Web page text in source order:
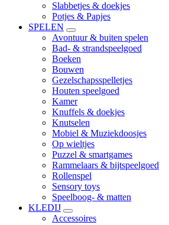
Slabbetjes & doekjes
Potjes & Papjes
SPELEN
Avontuur & buiten spelen
Bad- & strandspeelgoed
Boeken
Bouwen
Gezelschapsspelletjes
Houten speelgoed
Kamer
Knuffels & doekjes
Knutselen
Mobiel & Muziekdoosjes
Op wieltjes
Puzzel & smartgames
Rammelaars & bijtspeelgoed
Rollenspel
Sensory toys
Speelboog- & matten
KLEDIJ
Accessoires